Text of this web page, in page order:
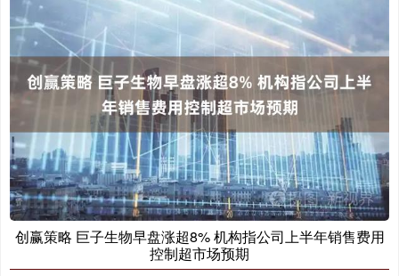
创赢策略 巨子生物早盘涨超8% 机构指公司上半年销售费用
控制超市场预期